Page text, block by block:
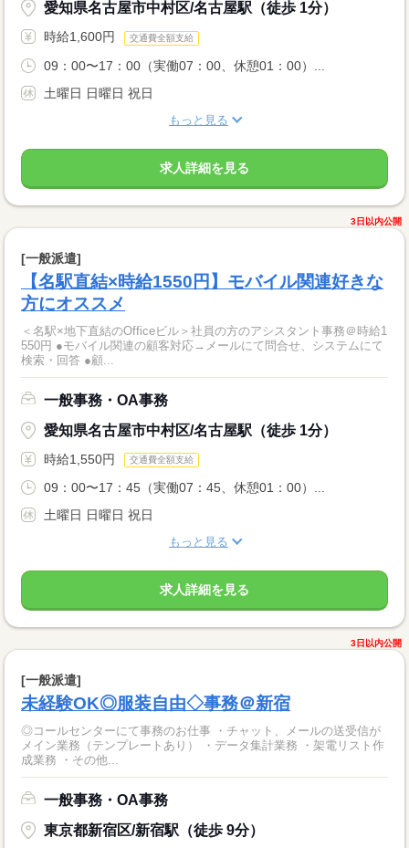
愛知県名古屋市中村区/名古屋駅（徒歩 1分）
時給1,600円 交通費全額支給
09：00〜17：00（実働07：00、休憩01：00）...
土曜日 日曜日 祝日
もっと見る
求人詳細を見る
3日以内公開
[一般派遣]
【名駅直結×時給1550円】モバイル関連好きな
方にオススメ
＜名駅×地下直結のOfficeビル＞社員の方のアシスタント事務＠時給1
550円 ●モバイル関連の顧客対応→メールにて問合せ、システムにて
検索・回答 ●顧...
一般事務・OA事務
愛知県名古屋市中村区/名古屋駅（徒歩 1分）
時給1,550円 交通費全額支給
09：00〜17：45（実働07：45、休憩01：00）...
土曜日 日曜日 祝日
もっと見る
求人詳細を見る
3日以内公開
[一般派遣]
未経験OK◎服装自由◇事務＠新宿
◎コールセンターにて事務のお仕事 ・チャット、メールの送受信が
メイン業務（テンプレートあり） ・データ集計業務 ・架電リスト作
成業務 ・その他...
一般事務・OA事務
東京都新宿区/新宿駅（徒歩 9分）